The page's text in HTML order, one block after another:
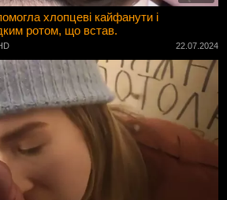
хлопцеві кайфанути і
ротом, що встав.
22.07.2024